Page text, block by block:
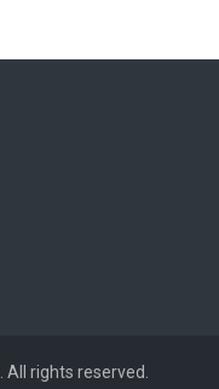
. All rights reserved.